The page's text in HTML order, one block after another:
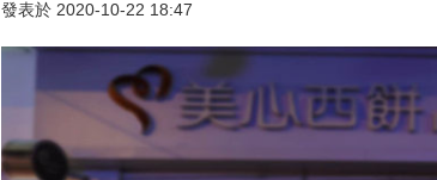
發表於 2020-10-22 18:47